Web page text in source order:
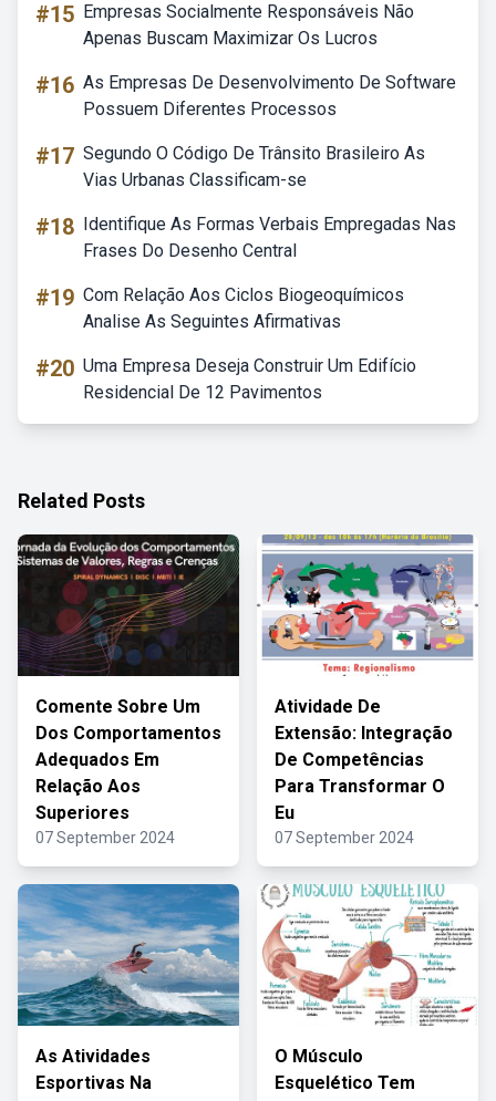
#15 Empresas Socialmente Responsáveis Não
Apenas Buscam Maximizar Os Lucros
#16 As Empresas De Desenvolvimento De Software
Possuem Diferentes Processos
#17 Segundo O Código De Trânsito Brasileiro As
Vias Urbanas Classificam-se
#18 Identifique As Formas Verbais Empregadas Nas
Frases Do Desenho Central
#19 Com Relação Aos Ciclos Biogeoquímicos
Analise As Seguintes Afirmativas
#20 Uma Empresa Deseja Construir Um Edifício
Residencial De 12 Pavimentos
Related Posts
Comente Sobre Um
Dos Comportamentos
Adequados Em
Relação Aos
Superiores
07 September 2024
Atividade De
Extensão: Integração
De Competências
Para Transformar O
Eu
07 September 2024
As Atividades
Esportivas Na
O Músculo
Esquelético Tem